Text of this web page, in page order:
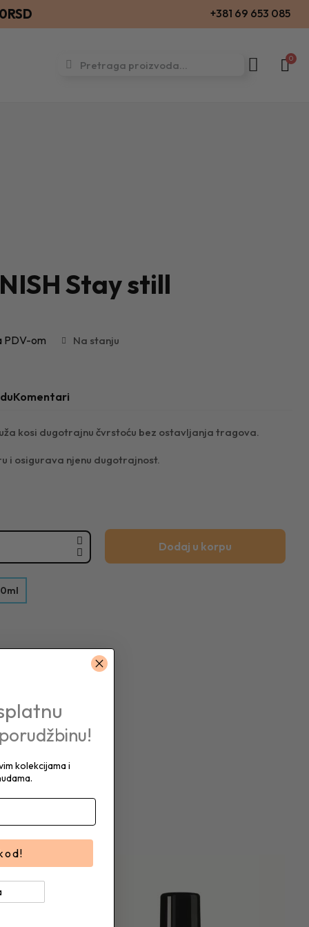
+381 69 653 085
Stay still
PDV-om Na stanju
Komentari
kosi dugotrajnu čvrstoću bez ostavljanja tragova.
i osigurava njenu dugotrajnost.
Dodaj u korpu
kolekcijama i